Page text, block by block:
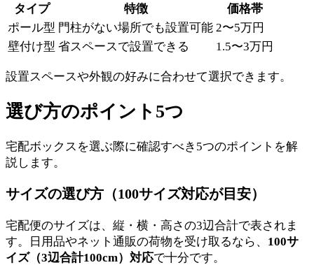
タイプ 特徴
価格帯
ポール型 門柱がない場所でも設置可能 2〜5万円
壁付け型 省スペースで設置できる 1.5〜3万円
設置スペースや外観の好みに合わせて選択できます。
選び方のポイント5つ
宅配ボックスを選ぶ際に確認すべき5つのポイントを解
説します。
サイズの選び方（100サイズ対応が目安）
宅配便のサイズは、縦・横・高さの3辺合計で表されま
す。日用品やネット通販の荷物を受け取るなら、 100サ
イズ（3辺合計100cm）対応で十分です。